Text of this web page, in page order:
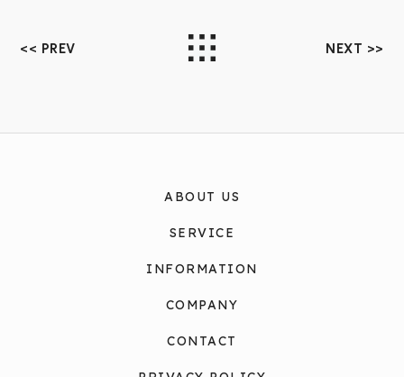
<< PREV NEXT >>
ABOUT US
SERVICE
INFORMATION
COMPANY
CONTACT